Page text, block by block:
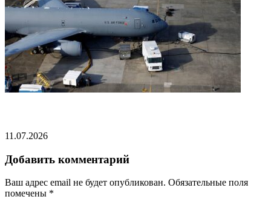
11.07.2026
Добавить комментарий
Ваш адрес email не будет опубликован. Обязательные поля
помечены *